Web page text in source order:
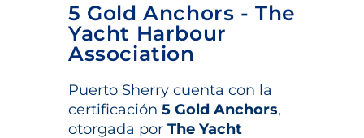
5 Gold Anchors - The
Yacht Harbour
Association
Puerto Sherry cuenta con la
certificación 5 Gold Anchors,
otorgada por The Yacht